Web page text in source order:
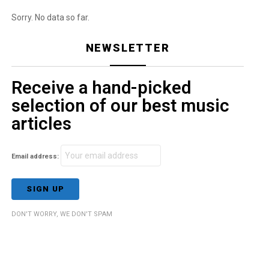
Sorry. No data so far.
NEWSLETTER
Receive a hand-picked
selection of our best music
articles
Email address:
DON'T WORRY, WE DON'T SPAM